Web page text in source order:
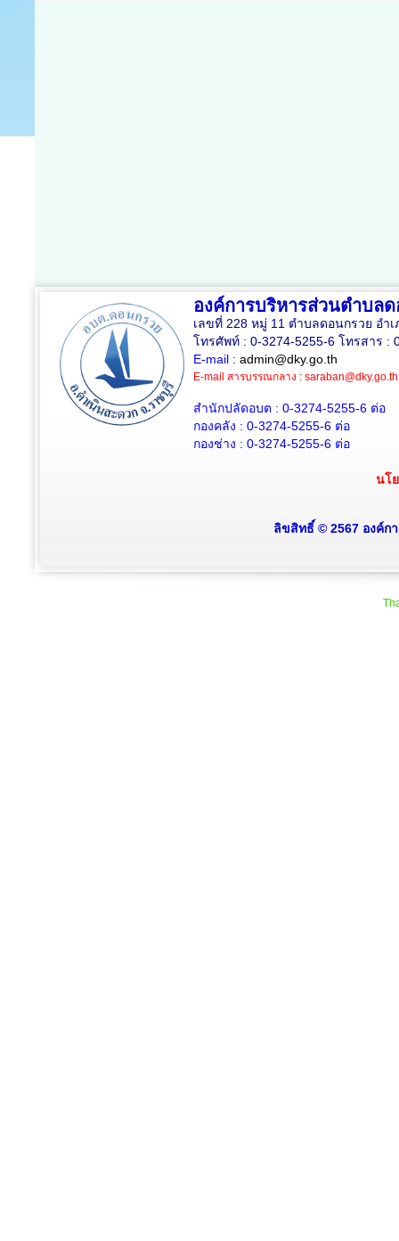
องค์การบริหารส่วนตำบล
เลขที่ 228 หมู่ 11 ตำบลดอนกรวย อำ
โทรศัพท์ : 0-3274-5255-6 โทรสาร :
E-mail : admin@dky.go.th
E-mail สารบรรณกลาง : saraban@dky.go.th
สำนักปลัดอบต : 0-3274-5255-6ต่อ
กองคลัง : 0-3274-5255-6ต่อ
กองช่าง : 0-3274-5255-6ต่อ
นโ
ลิขสิทธิ์ © 2567 องค์ก